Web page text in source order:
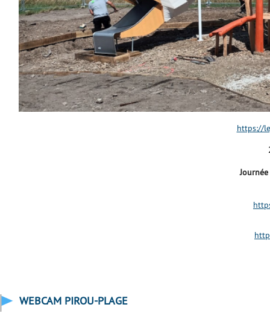
https://
WEBCAM PIROU-PLAGE